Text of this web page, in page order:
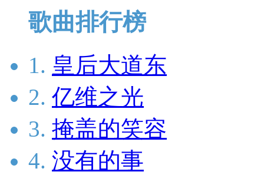
歌曲排行榜
1. 皇后大道东
2. 亿维之光
3. 掩盖的笑容
4. 没有的事